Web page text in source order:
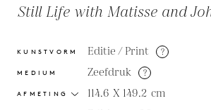
Still Life with Matisse and
KUNSTVORM Editie / Print ?
MEDIUM Zeefdruk ?
AFMETING 114.6 X 149.2 cm